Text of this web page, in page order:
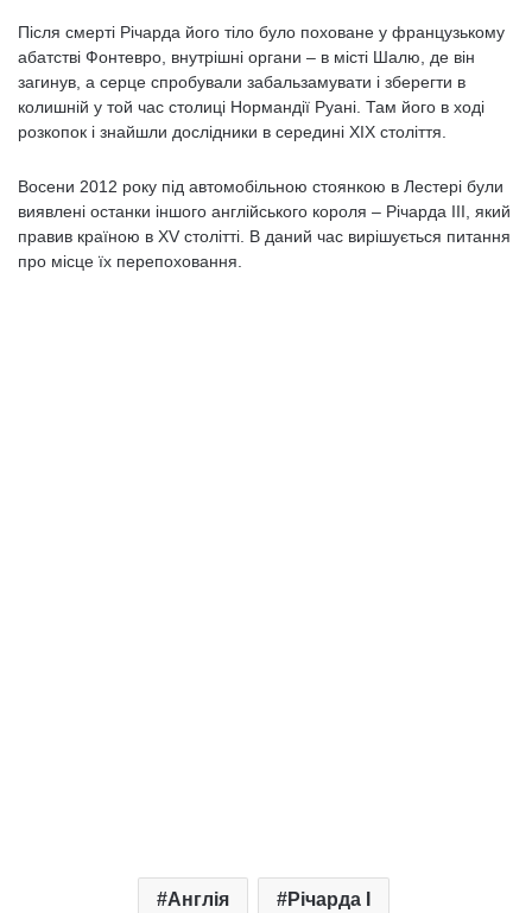
Після смерті Річарда його тіло було поховане у французькому
абатстві Фонтевро, внутрішні органи – в місті Шалю, де він
загинув, а серце спробували забальзамувати і зберегти в
колишній у той час столиці Нормандії Руані. Там його в ході
розкопок і знайшли дослідники в середині XIX століття.
Восени 2012 року під автомобільною стоянкою в Лестері були
виявлені останки іншого англійського короля – Річарда III, який
правив країною в XV столітті. В даний час вирішується питання
про місце їх перепоховання.
Англія Річарда I